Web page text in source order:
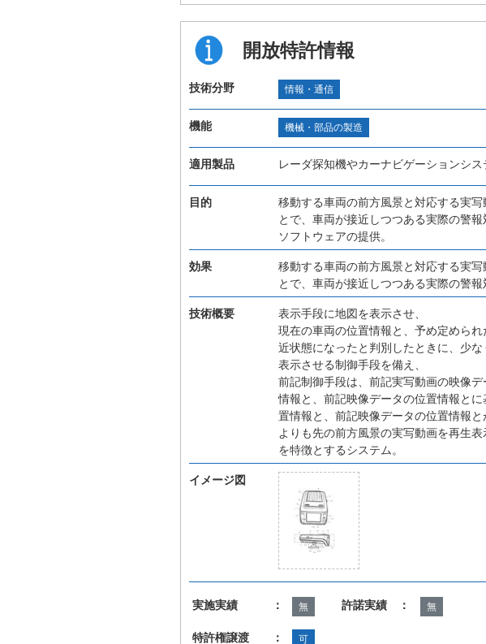
開放特許情報
技術分野 情報・通信
機能 機械・部品の製造
適用製品 レーダ探知機やカーナビゲーションシ
目的
移動する車両の前方風景と対応する実
とで、車両が接近しつつある実際の警
ソフトウェアの提供。
効果
移動する車両の前方風景と対応する実
とで、車両が接近しつつある実際の警
技術概要
表示手段に地図を表示させ、
現在の車両の位置情報と、予め定めら
近状態になったと判別したときに、少
表示させる制御手段を備え、
前記制御手段は、前記実写動画の映像
情報と、前記映像データの位置情報と
置情報と、前記映像データの位置情報
よりも先の前方風景の実写動画を再生表
を特徴とするシステム。
イメージ図
実施実績 ： 無 許諾実績 ： 無
特許権譲渡 ： 可